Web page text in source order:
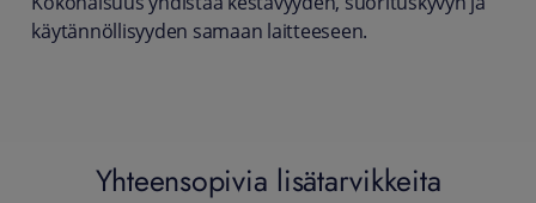
käytännöllisyyden samaan laitteeseen.
Yhteensopivia lisätarvikkeita